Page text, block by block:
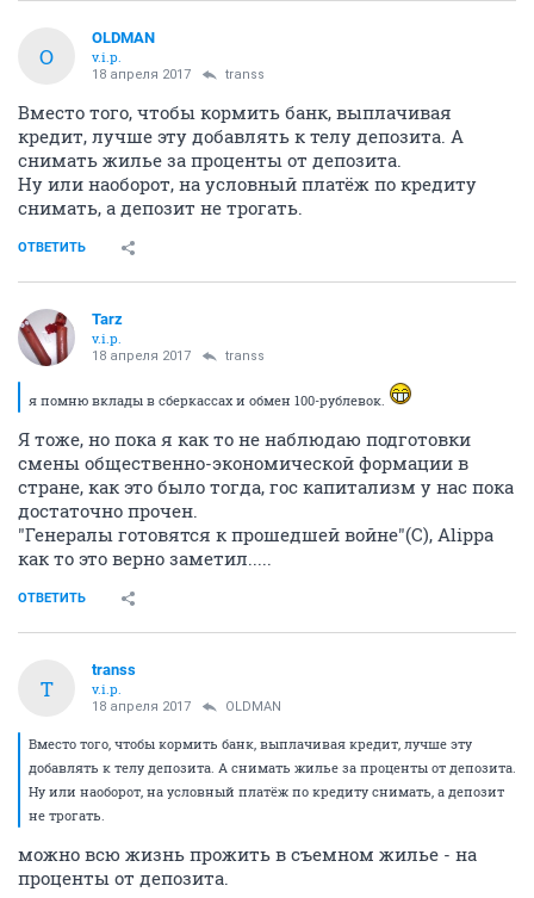
O
OLDMAN
v.i.p.
18 апреля 2017 transs
Вместо того, чтобы кормить банк, выплачивая
кредит, лучше эту добавлять к телу депозита. А
снимать жилье за проценты от депозита.
Ну или наоборот, на условный платёж по кредиту
снимать, а депозит не трогать.
ОТВЕТИТЬ
Tarz
v.i.p.
18 апреля 2017 transs
я помню вклады в сберкассах и обмен 100-рублевок.
Я тоже, но пока я как то не наблюдаю подготовки
смены общественно-экономической формации в
стране, как это было тогда, гос капитализм у нас пока
достаточно прочен.
"Генералы готовятся к прошедшей войне"(С), Alippa
как то это верно заметил.....
ОТВЕТИТЬ
T
transs
v.i.p.
18 апреля 2017 OLDMAN
Вместо того, чтобы кормить банк, выплачивая кредит, лучше эту
добавлять к телу депозита. А снимать жилье за проценты от депозита.
Ну или наоборот, на условный платёж по кредиту снимать, а депозит
не трогать.
можно всю жизнь прожить в съемном жилье - на
проценты от депозита.